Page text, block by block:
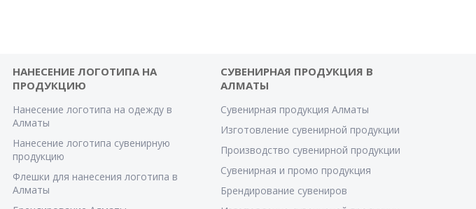
НАНЕСЕНИЕ ЛОГОТИПА НА
ПРОДУКЦИЮ
Нанесение логотипа на одежду в
Алматы
Нанесение логотипа сувенирную
продукцию
Флешки для нанесения логотипа в
Алматы
СУВЕНИРНАЯ ПРОДУКЦИЯ В
АЛМАТЫ
Сувенирная продукция Алматы
Изготовление сувенирной продукции
Производство сувенирной продукции
Сувенирная и промо продукция
Брендирование сувениров